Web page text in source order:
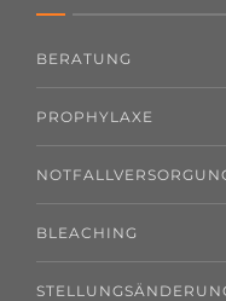
BERATUNG
PROPHYLAXE
BLEACHING